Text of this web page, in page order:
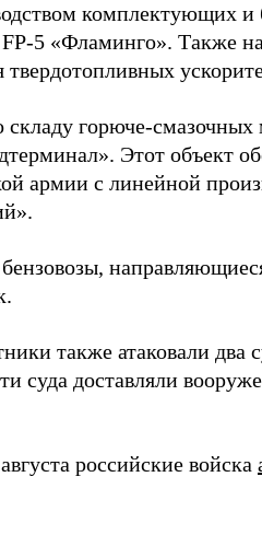
комплектующих
5 «Фламинго». Также
горюче-смазочных
Этот объект
армии с линейной
также атаковали два
суда доставляли
российские войска